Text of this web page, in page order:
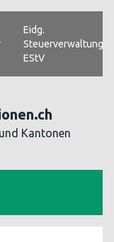
Eidg.
Steuerverwaltung
EStV
Kantonen